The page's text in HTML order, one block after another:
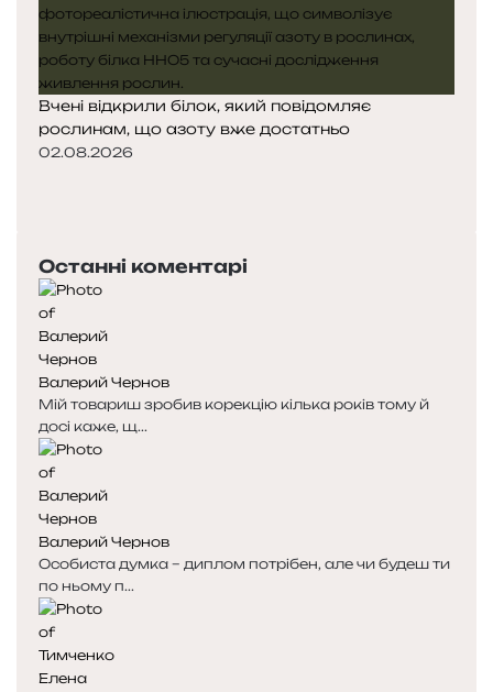
Вчені відкрили білок, який повідомляє
рослинам, що азоту вже достатньо
02.08.2026
р
е
д
н
я
с
т
о
р
і
н
к
а
т
у
п
н
а
с
т
о
р
і
н
к
а
Останні коментарі
Валерий Чернов
Мій товариш зробив корекцію кілька років тому й
досі каже, щ...
Валерий Чернов
Особиста думка – диплом потрібен, але чи будеш ти
по ньому п...